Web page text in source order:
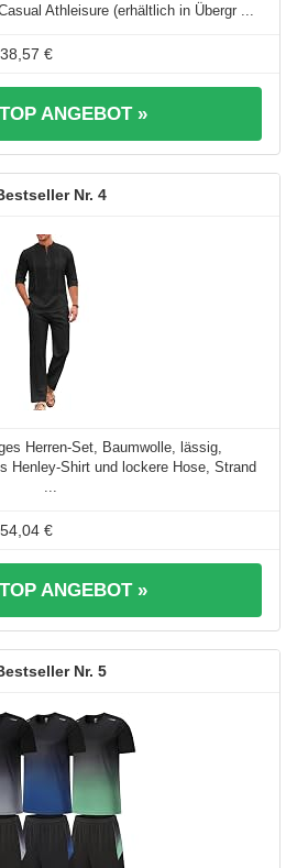
Athleisure (erhältlich in Übergr ...
38,57 €
ANGEBOT »
4
Herren-Set, Baumwolle, lässig,
Henley-Shirt und lockere Hose, Strand
54,04 €
ANGEBOT »
5